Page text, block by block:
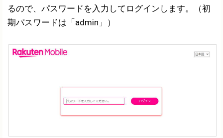
るので、パスワードを入力してログインします。（初
期パスワードは「admin」）